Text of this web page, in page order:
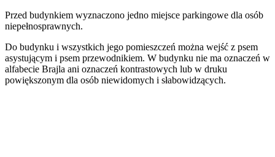
Przed budynkiem wyznaczono jedno miejsce parkingowe dla osób
niepełnosprawnych.
Do budynku i wszystkich jego pomieszczeń można wejść z psem
asystującym i psem przewodnikiem. W budynku nie ma oznaczeń w
alfabecie Brajla ani oznaczeń kontrastowych lub w druku
powiększonym dla osób niewidomych i słabowidzących.